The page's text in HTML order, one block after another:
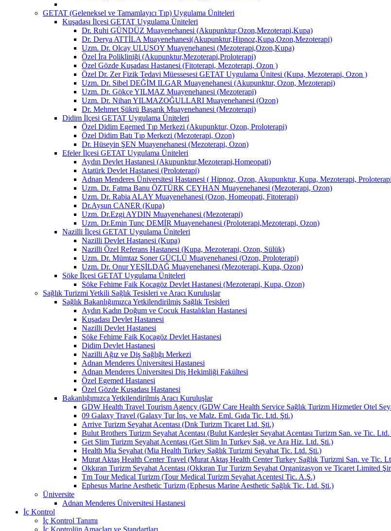
GETAT (Geleneksel ve Tamamlayıcı Tıp) Uygulama Üniteleri
Kuşadası İlçesi GETAT Uygulama Üniteleri
Dr. Ruhi GÜNDÜZ Muayenehanesi (Akupunktur,Ozon,Mezoterapi,Kupa)
Dr. Derya ATTİLA Muayenehanesi(Akupunktur,Hipnoz,Kupa,Ozon,Mezoterapi)
Uzm. Dr. Olcay ULUSOY Muayenehanesi (Mezoterapi,Ozon,Kupa)
Özel İra Polikliniği (Akupunktur,Mezoterapi,Proloterapi)
Özel Gözde Kuşadası Hastanesi (Fitoterapi, Mezoterapi, Ozon )
Özel Dr. Zer Fizik Tedavi Müessesesi GETAT Uygulama Ünitesi (Kupa, Mezoterapi, Ozon )
Uzm. Dr. Sibel DEĞİM ILGAR Muayenehanesi (Akupunktur, Ozon, Mezoterapi)
Uzm. Dr. Gökçe YILMAZ Muayenehanesi (Mezoterapi)
Uzm. Dr. Nihan YILMAZOĞULLARI Muayenehanesi (Ozon)
Dr. Mehmet Şükrü Başarık Muayenehanesi (Mezoterapi)
Didim İlçesi GETAT Uygulama Üniteleri
Özel Didim Egemed Tıp Merkezi (Akupunktur, Ozon, Proloterapi)
Özel Didim Batı Tıp Merkezi (Mezoterapi, Ozon)
Dr. Hüseyin ŞEN Muayenehanesi (Mezoterapi, Ozon)
Efeler İlçesi GETAT Uygulama Üniteleri
Aydın Devlet Hastanesi (Akupunktur,Mezoterapi,Homeopati)
Atatürk Devlet Hastanesi (Proloterapi)
Adnan Menderes Üniversitesi Hastanesi ( Hipnoz, Ozon, Akupunktur, Kupa, Mezoterapi,
Uzm. Dr. Fatma Banu ÖZTÜRK CEYHAN Muayenehanesi (Mezoterapi, Ozon)
Uzm. Dr. Rabia ALAY Muayenehanesi (Ozon, Homeopati, Fitoterapi)
Dr.Aysun CANER (Kupa)
Uzm. Dr.Ezgi AYDIN Muayenehanesi (Mezoterapi)
Uzm. Dr.Emin Tunç DEMİR Muayenehanesi (Proloterapi,Mezoterapi, Ozon)
Nazilli İlçesi GETAT Uygulama Üniteleri
Nazilli Devlet Hastanesi (Kupa)
Nazilli Özel Referans Hastanesi (Kupa, Mezoterapi, Ozon, Sülük)
Uzm. Dr. Mümtaz Soner GÜÇLÜ Muayenehanesi (Ozon, Proloterapi)
Uzm. Dr. Onur YEŞİLDAĞ Muayenehanesi (Mezoterapi, Kupa, Ozon)
Söke İlçesi GETAT Uygulama Üniteleri
Söke Fehime Faik Kocagöz Devlet Hastanesi (Mezoterapi, Kupa, Ozon)
Sağlık Turizmi Yetkili Sağlık Tesisleri ve Aracı Kuruluşlar
Sağlık Bakanlığımızca Yetkilendirilmiş Sağlık Tesisleri
Aydın Kadın Doğum ve Çocuk Hastalıkları Hastanesi
Kuşadası Devlet Hastanesi
Nazilli Devlet Hastanesi
Söke Fehime Faik Kocagöz Devlet Hastanesi
Didim Devlet Hastanesi
Nazilli Ağız ve Diş Sağlığı Merkezi
Adnan Menderes Üniversitesi Hastanesi
Adnan Menderes Üniversitesi Diş Hekimliği Fakültesi
Özel Egemed Hastanesi
Özel Gözde Kuşadası Hastanesi
Bakanlığımızca Yetkilendirilmiş Aracı Kuruluşlar
GDW Health Travel Tourism Agency (GDW Care Health Service Sağlık Turizm Hizmetler Otel
09 Galaxy Travel (Galaxy Tur İnş. ve Malz. Eml. Gıda Tic. Ltd. Şti.)
Arrive Turizm Seyahat Acentası (Dnk Turizm Ticaret Ltd. Şti.)
Bulut Brothers Turizm Seyahat Acentası (Bulut Kardeşler Seyahat Acentası Turizm San. ve Tic.
Get Slim Turizm Seyahat Acentası (Get Slim In Turkey Sağ. ve Ara Hiz. Ltd. Şti.)
Health Mia Seyahat (Mia Health Turkey Sağlık Turizmi Seyahat Tic. Ltd. Şti.)
Murat Aktaş Health Center Travel (Murat Aktaş Health Center Turkey Sağlık Turizmi San. ve Tic.
Okkıran Turizm Seyahat Acentası (Okkıran Tur Turizm Seyahat Organizasyon ve Ticaret Limited
Tm Tour Medical Turizm (Tour Medical Turizm Seyahat Acentesi Tic. A.Ş.)
Ephesus Marine Aesthetic Turizm (Ephesus Marine Aesthetic Sağlık Tic. Ltd. Şti.)
Üniversite
Adnan Menderes Üniversitesi Hastanesi
İç Kontrol
İç Kontrol Tanımı
İç Kontrolün Amaçları ve Standartları